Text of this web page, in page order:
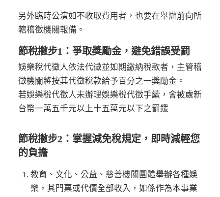
另外臨時公演如不收取費用者，也要在舉辦前向所
轄稽徵機關報備。
節稅撇步1：爭取獎勵金，避免錯誤受罰
娛樂稅代徵人依法代徵並如期繳納稅款者，主管稽
徵機關將按其代徵稅款給予百分之一獎勵金。
若娛樂稅代徵人未辦理娛樂稅代徵手續，會被處新
台幣一萬五千元以上十五萬元以下之罰鍰
節稅撇步2：掌握減免稅規定，即時減輕您
的負擔
教育、文化、公益、慈善機關團體舉辦各種娛
樂，其門票或代價全部收入，如係作為本事業